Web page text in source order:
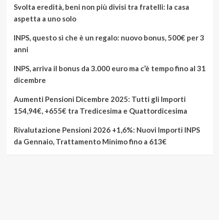
Svolta eredità, beni non più divisi tra fratelli: la casa
aspetta a uno solo
INPS, questo sì che è un regalo: nuovo bonus, 500€ per 3
anni
INPS, arriva il bonus da 3.000 euro ma c’è tempo fino al 31
dicembre
Aumenti Pensioni Dicembre 2025: Tutti gli Importi
154,94€, +655€ tra Tredicesima e Quattordicesima
Rivalutazione Pensioni 2026 +1,6%: Nuovi Importi INPS
da Gennaio, Trattamento Minimo fino a 613€